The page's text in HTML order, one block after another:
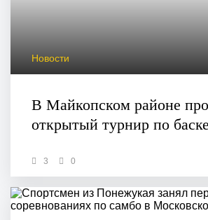
Новости
В Майкопском районе
открытый турнир по
3 0